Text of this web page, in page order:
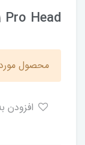
Pro Head
محصول